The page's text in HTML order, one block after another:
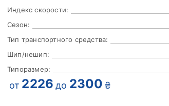
Индекс скорости:
Сезон:
Тип транспортного средства:
Шип/нешип:
Типоразмер:
от 2226 до 2300 ₴